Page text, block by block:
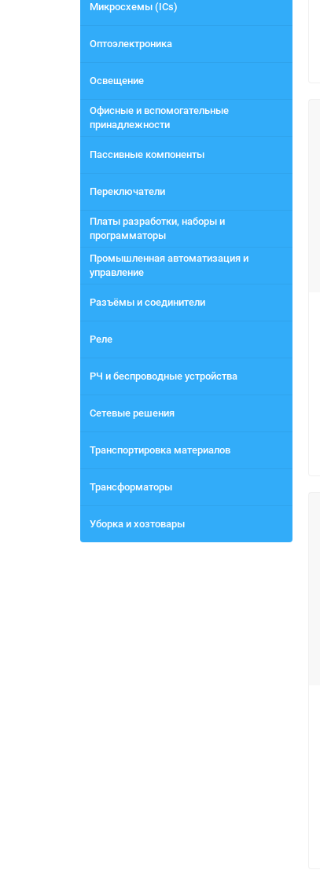
Микросхемы (ICs)
Оптоэлектроника
Освещение
Офисные и вспомогательные
принадлежности
Пассивные компоненты
Переключатели
Платы разработки, наборы и
программаторы
Промышленная автоматизация и
управление
Разъёмы и соединители
Реле
РЧ и беспроводные устройства
Сетевые решения
Транспортировка материалов
Трансформаторы
Уборка и хозтовары